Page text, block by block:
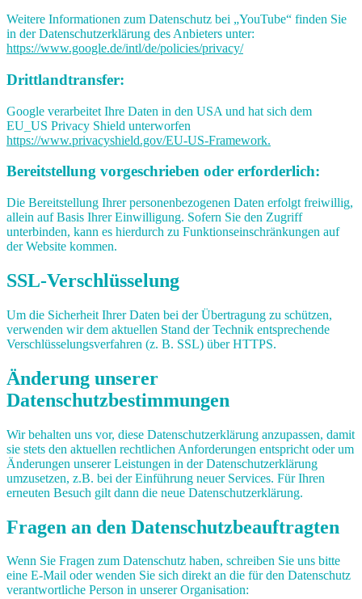
Weitere Informationen zum Datenschutz bei „YouTube“ finden Sie
in der Datenschutzerklärung des Anbieters unter:
https://www.google.de/intl/de/policies/privacy/
Drittlandtransfer:
Google verarbeitet Ihre Daten in den USA und hat sich dem
EU_US Privacy Shield unterworfen
https://www.privacyshield.gov/EU-US-Framework.
Bereitstellung vorgeschrieben oder erforderlich:
Die Bereitstellung Ihrer personenbezogenen Daten erfolgt freiwillig,
allein auf Basis Ihrer Einwilligung. Sofern Sie den Zugriff
unterbinden, kann es hierdurch zu Funktionseinschränkungen auf
der Website kommen.
SSL-Verschlüsselung
Um die Sicherheit Ihrer Daten bei der Übertragung zu schützen,
verwenden wir dem aktuellen Stand der Technik entsprechende
Verschlüsselungsverfahren (z. B. SSL) über HTTPS.
Änderung unserer
Datenschutzbestimmungen
Wir behalten uns vor, diese Datenschutzerklärung anzupassen, damit
sie stets den aktuellen rechtlichen Anforderungen entspricht oder um
Änderungen unserer Leistungen in der Datenschutzerklärung
umzusetzen, z.B. bei der Einführung neuer Services. Für Ihren
erneuten Besuch gilt dann die neue Datenschutzerklärung.
Fragen an den Datenschutzbeauftragten
Wenn Sie Fragen zum Datenschutz haben, schreiben Sie uns bitte
eine E-Mail oder wenden Sie sich direkt an die für den Datenschutz
verantwortliche Person in unserer Organisation: